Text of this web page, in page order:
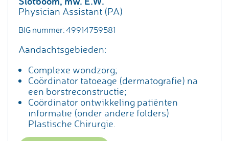
Physician Assistant (PA)
BIG nummer: 49914759581
Aandachtsgebieden:
Complexe wondzorg;
Coördinator tatoeage (dermatografie) na
een borstreconstructie;
Coördinator ontwikkeling patiënten
informatie (onder andere folders)
Plastische Chirurgie.